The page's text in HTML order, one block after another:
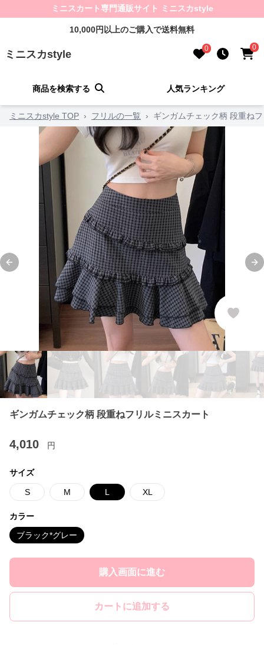
ミニスカート専門通販サイト ミニスカstyle
10,000円以上のご購入で送料無料
ミニスカstyle 0 0
商品を検索する 人気ランキング
ミニスカstyle TOP › フリルの一覧 › ギンガムチェック柄 段重ね
Previous slide
ギンガムチェック柄 段重ねフリルミニスカート
4,010 円
サイズ
S M L XL
カラー
ブラック*グレー
購入画面に進む
カートに追加する